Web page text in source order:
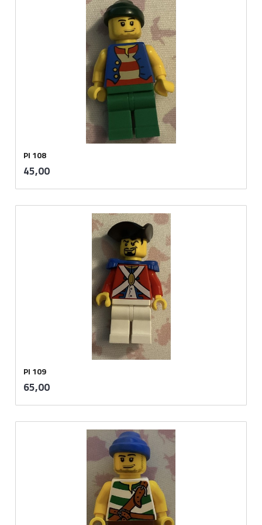
PI 108
Pris
45,00mva.
PI 109
Pris
65,00mva.